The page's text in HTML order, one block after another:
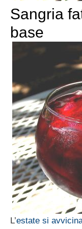
Sangria
base
L’estate si